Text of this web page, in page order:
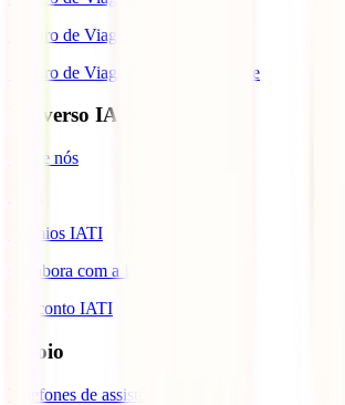
Seguro de Viagem para Tailândia
Seguro de Viagem para Cabo Verde
Universo IATI
Sobre nós
Prémios IATI
Colabora com a IATI
Desconto IATI
Apoio
Telefones de assistência